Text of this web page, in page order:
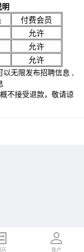
明
付费会员
允许
允许
允许
无限发布招聘信息 ,
不接受退款，敬请谅
历 账户